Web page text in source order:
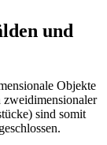
und
Objekte
zweidimensionaler
sind somit